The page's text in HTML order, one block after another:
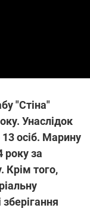
"Стіна"
Унаслідок
осіб. Марину
року за
Крім того,
зберігання